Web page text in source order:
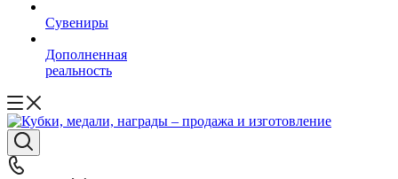
Сувениры
Дополненная
реальность